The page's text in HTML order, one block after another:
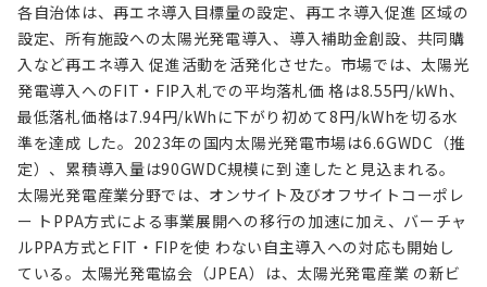
各自治体は、再エネ導入目標量の設定、再エネ導入促進 区域の
設定、所有施設への太陽光発電導入、導入補助金創設、共同購
入など再エネ導入 促進活動を活発化させた。市場では、太陽光
発電導入へのFIT・FIP入札での平均落札価 格は8.55円/kWh、
最低落札価格は7.94円/kWhに下がり初めて8円/kWhを切る水
準を達成 した。2023年の国内太陽光発電市場は6.6GWDC（推
定）、累積導入量は90GWDC規模に到 達したと見込まれる。
太陽光発電産業分野では、オンサイト及びオフサイトコーポレ
ー トPPA方式による事業展開への移行の加速に加え、バーチャ
ルPPA方式とFIT・FIPを使 わない自主導入への対応も開始し
ている。太陽光発電協会（JPEA）は、太陽光発電産業 の新ビ